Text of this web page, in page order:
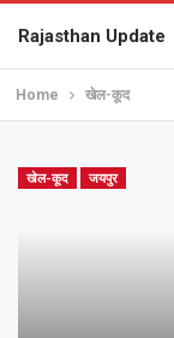
Rajasthan Update
Home खेल-कूद
खेल-कूद जयपुर